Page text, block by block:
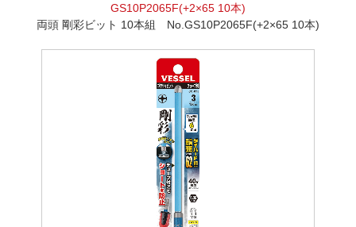
GS10P2065F(+2×65 10本)
両頭 剛彩ビット 10本組 No.GS10P2065F(+2×65 10本)